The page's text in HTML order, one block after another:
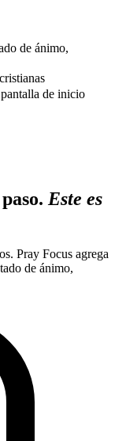
de ánimo,
de inicio
Este es
Pray Focus agrega
de ánimo,